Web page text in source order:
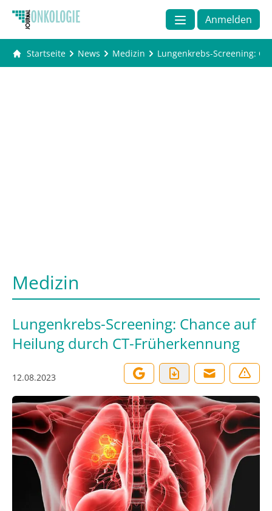
Anmelden
Startseite News Medizin Lungenkrebs-Screening:
Medizin
Lungenkrebs-Screening: Chance auf
Heilung durch CT-Früherkennung
12.08.2023